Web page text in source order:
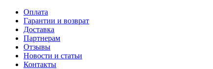
Оплата
Гарантии и возврат
Доставка
Партнерам
Отзывы
Новости и статьи
Контакты